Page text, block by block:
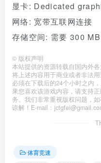
显卡: Dedicated
网络: 宽带互联网连接
存储空间: 需要 300
© 版权声明
本站提供的资源转载自国内外
将上述内容用于商业或者非法
必须在下载后的24个小时之内
果您喜欢该游戏内容，请支持
务。我们非常重视版权问题，
谅解！E-mail：
体育竞速